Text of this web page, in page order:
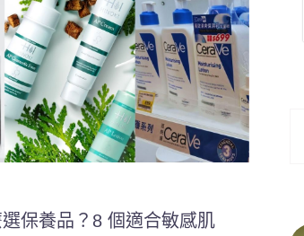
保養品？8 個適合敏感肌